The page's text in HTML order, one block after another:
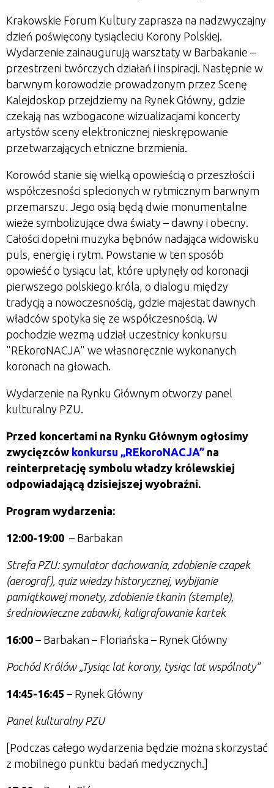
Krakowskie Forum Kultury zaprasza na nadzwyczajny
dzień poświęcony tysiącleciu Korony Polskiej.
Wydarzenie zainaugurują warsztaty w Barbakanie –
przestrzeni twórczych działań i inspiracji. Następnie w
barwnym korowodzie prowadzonym przez Scenę
Kalejdoskop przejdziemy na Rynek Główny, gdzie
czekają nas wzbogacone wizualizacjami koncerty
artystów sceny elektronicznej nieskrępowanie
przetwarzających etniczne brzmienia.
Korowód stanie się wielką opowieścią o przeszłości i
współczesności splecionych w rytmicznym barwnym
przemarszu. Jego osią będą dwie monumentalne
wieże symbolizujące dwa światy – dawny i obecny.
Całości dopełni muzyka bębnów nadająca widowisku
puls, energię i rytm. Powstanie w ten sposób
opowieść o tysiącu lat, które upłynęły od koronacji
pierwszego polskiego króla, o dialogu między
tradycją a nowoczesnością, gdzie majestat dawnych
władców spotyka się ze współczesnością. W
pochodzie wezmą udział uczestnicy konkursu
"REkoroNACJA" we własnoręcznie wykonanych
koronach na głowach.
Wydarzenie na Rynku Głównym otworzy panel
kulturalny PZU.
Przed koncertami na Rynku Głównym ogłosimy
zwycięzców konkursu „REkoroNACJA” na
reinterpretację symbolu władzy królewskiej
odpowiadającą dzisiejszej wyobraźni.
Program wydarzenia:
12:00-19:00 – Barbakan
Strefa PZU: symulator dachowania, zdobienie czapek
(aerograf), quiz wiedzy historycznej, wybijanie
pamiątkowej monety, zdobienie tkanin (stemple),
średniowieczne zabawki, kaligrafowanie kartek
16:00 – Barbakan – Floriańska – Rynek Główny
Pochód Królów „Tysiąc lat korony, tysiąc lat wspólnoty”
14:45-16:45 – Rynek Główny
Panel kulturalny PZU
[Podczas całego wydarzenia będzie można skorzystać
z mobilnego punktu badań medycznych.]